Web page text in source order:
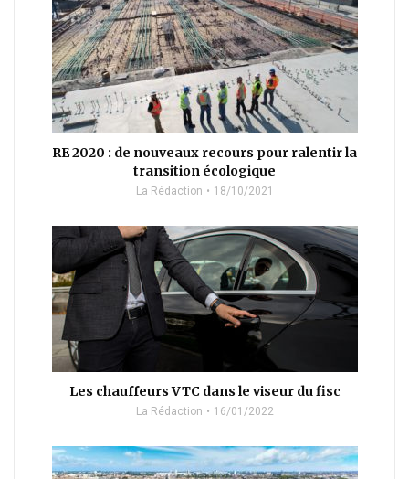
RE 2020 : de nouveaux recours pour ralentir la
transition écologique
La Rédaction 18/10/2021
Les chauffeurs VTC dans le viseur du fisc
La Rédaction 16/01/2022